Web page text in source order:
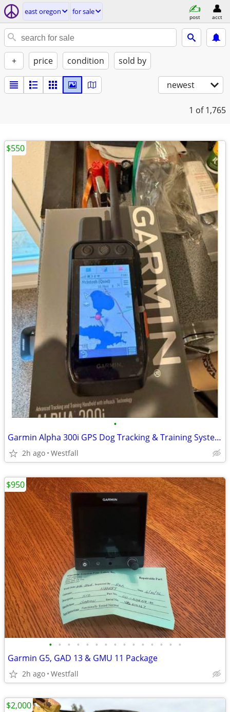
east oregon for sale
post acct
+ price condition sold by
newest
1 of 1,765
•
Garmin Alpha 300i GPS Dog Tracking & Training System – Excellent Condition
2h ago Westfall
$550
• • • • • • • • • • • • • • •
Garmin G5, GAD 13 & GMU 11 Package
2h ago Westfall
$950
$2,000